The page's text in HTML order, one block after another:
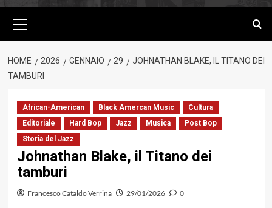
principale
HOME 2026 GENNAIO 29
JOHNATHAN BLAKE, IL TITANO DEI
TAMBURI
African-American Black Amercan Music
Cultura
Editoriale
Hard Bop Jazz Musica
Post Bop
Storia del Jazz
Johnathan Blake, il Titano dei
tamburi
Francesco Cataldo Verrina 29/01/2026 0